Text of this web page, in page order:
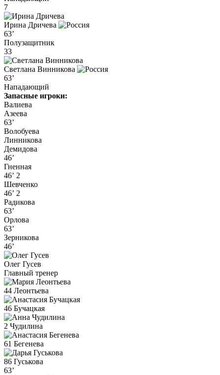
7
Ирина Дричева
63’
Полузащитник
33
Светлана Винникова
63’
Нападающий
Запасные игроки:
Валиева
Азеева
63’
Волобуева
Линникова
Демидова
46’
Гненная
46’ 2
Шевченко
46’ 2
Радикова
63’
Орлова
63’
Зерникова
46’
Олег Гусев
Главный тренер
44 Леонтьева
46 Бучацкая
2 Чудилина
61 Бегенева
86 Гуськова
63’